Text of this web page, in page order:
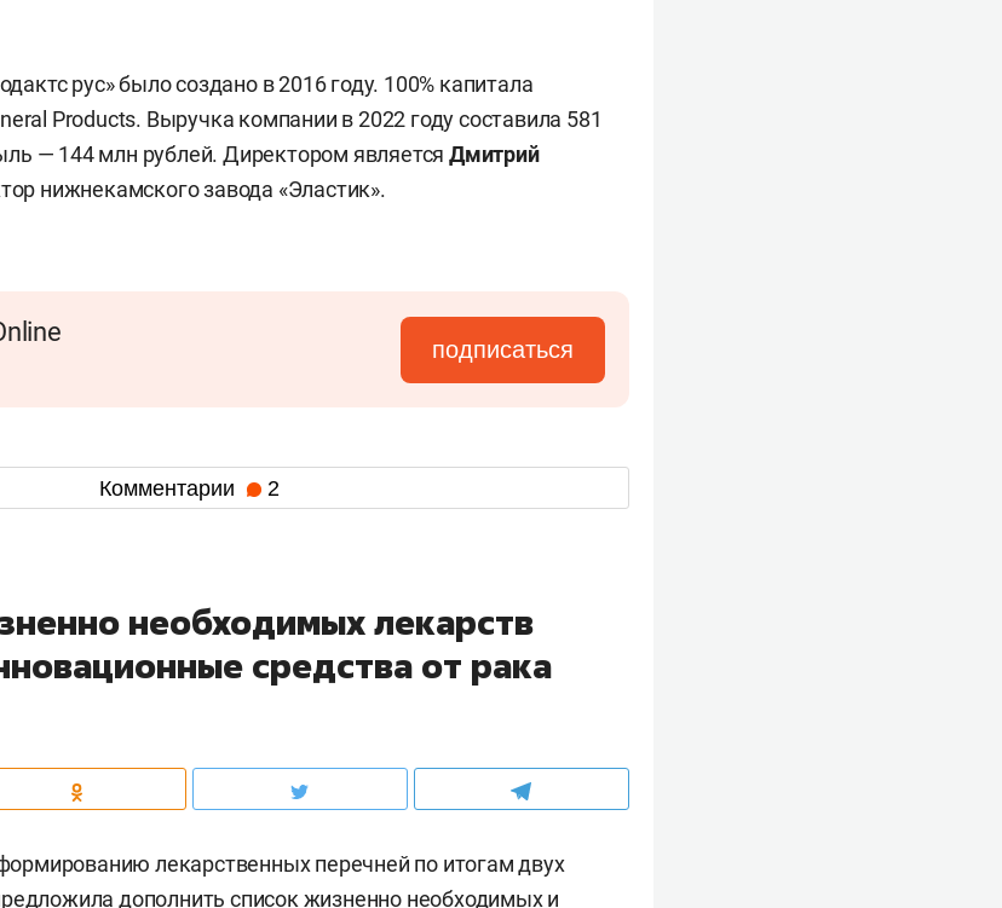
рус» было создано в 2016 году. 100% капитала
Products. Выручка компании в 2022 году составила 581
— 144 млн рублей. Директором является Дмитрий
нижнекамского завода «Эластик».
подписаться
Комментарии 2
необходимых лекарств
средства от рака
лекарственных перечней по итогам двух
дополнить список жизненно необходимых и